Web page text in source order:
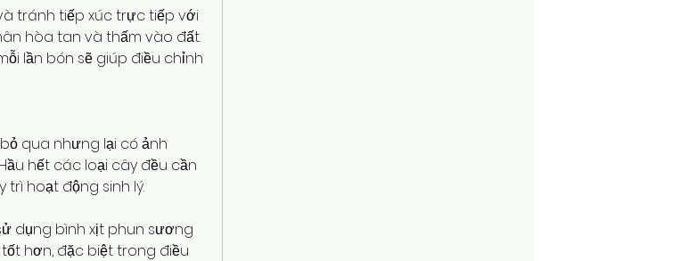
tránh tiếp xúc trực tiếp với
hòa tan và thấm vào đất.
lần bón sẽ giúp điều chỉnh
qua nhưng lại có ảnh
hết các loại cây đều cần
hoạt động sinh lý.
dụng bình xịt phun sương
hơn, đặc biệt trong điều